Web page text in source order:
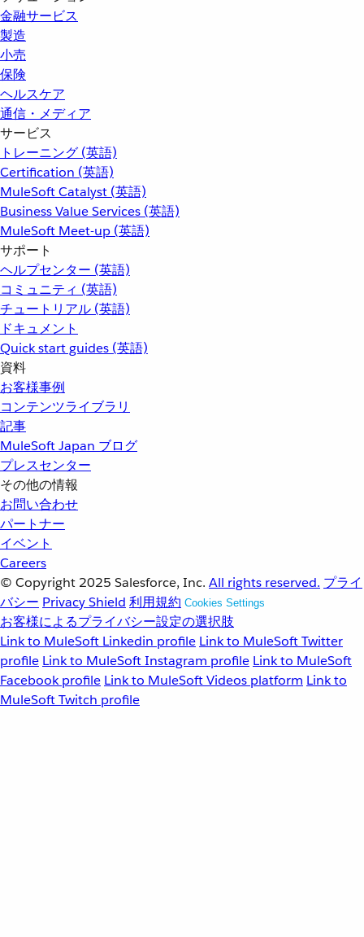
金融サービス
製造
小売
保険
ヘルスケア
通信・メディア
サービス
トレーニング (英語)
Certification (英語)
MuleSoft Catalyst (英語)
Business Value Services (英語)
MuleSoft Meet-up (英語)
サポート
ヘルプセンター (英語)
コミュニティ (英語)
チュートリアル (英語)
ドキュメント
Quick start guides (英語)
資料
お客様事例
コンテンツライブラリ
記事
MuleSoft Japan ブログ
プレスセンター
その他の情報
お問い合わせ
パートナー
イベント
Careers
© Copyright 2025 Salesforce, Inc. All rights reserved. プライ
バシー Privacy Shield 利用規約 Cookies Settings
お客様によるプライバシー設定の選択肢
Link to MuleSoft Linkedin profile Link to MuleSoft Twitter
profile Link to MuleSoft Instagram profile Link to MuleSoft
Facebook profile Link to MuleSoft Videos platform Link to
MuleSoft Twitch profile